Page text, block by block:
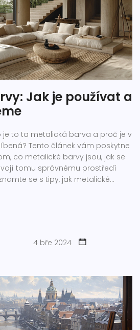
Jak je používat a
je to ta metalická barva a proč je v
Tento článek vám poskytne
co metalické barvy jsou, jak se
tomu správnému prostředí
se s tipy, jak metalické
4 bře 2024